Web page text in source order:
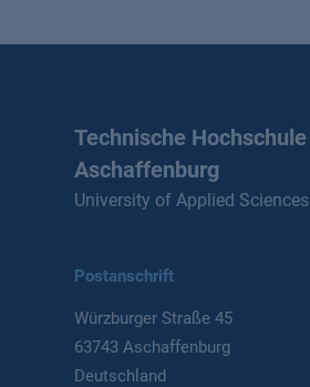
Technische Hochschule
Aschaffenburg
University of Applied Sciences
Postanschrift
Würzburger Straße 45
63743 Aschaffenburg
Deutschland